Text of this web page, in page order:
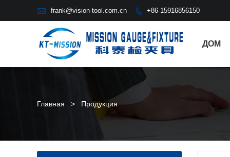
 frank@vision-tool.com.cn  +86-15916856150
ДОМ
Главная > Продукция